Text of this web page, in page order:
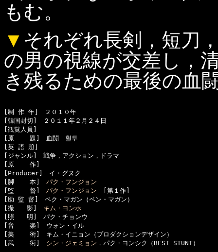
もむ。
▼ それぞれ長剣，短刀
の男の視線が交差し，
き残るための最後の血
[制 作 年]　２０１０年
[韓国封切]　２０１１年２月２４日
[観覧人員]
[原    題]　血闘　혈투
[英 語 題]
[ジャンル]　戦争，アクション，ドラマ
[原    作]
[Producer]　イ・グヌク
[脚    本] パク・フンジョン
[監    督] パク・フンジョン [第１作]
[助 監 督]　ペク・マガン（ペン・マガン）
[撮　　影] キム・ヨンホ
[照　　明]　パク・チョンウ
[音    楽]　ウォン・イル
[美    術]　キム・イニョン（プロダクションデザイン）
[武    術] シン・ジェミョン ，パク・ヨンシク（BEST STUNT）